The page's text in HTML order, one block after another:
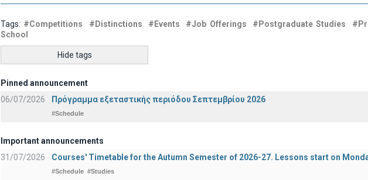
Tags: #Competitions #Distinctions #Events #Job Offerings #Postgraduate Studies
School
Hide tags
Pinned announcement
06/07/2026
Πρόγραμμα εξεταστικής περιόδου Σεπτεμβρίου 2026
#Schedule
Important announcements
31/07/2026
Courses' Timetable for the Autumn Semester of 2026-27. Lessons start on
#Schedule #Studies